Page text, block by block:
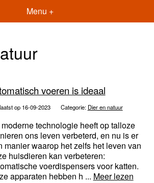
Menu +
voeren is ideaal
op 16-09-2023 Categorie: Dier en natuur
technologie heeft op talloze
ons leven verbeterd, en nu is er
manier waarop het zelfs het leven van
huisdieren kan verbeteren:
voerdispensers voor katten.
apparaten hebben h ... Meer lezen